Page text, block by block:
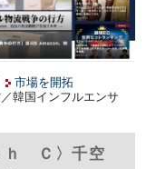
市場を開拓
韓国インフルエンサ
ｈ Ｃ〉千空